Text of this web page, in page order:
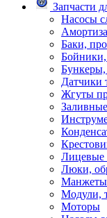
Запчасти
Насосы
Баки,
Бойники,
Бункеры,
Датчики
Жгуты
Лицевые
Люки,
Модули,
Моторы